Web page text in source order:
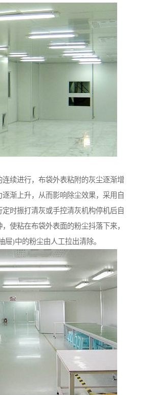
连续进行，布袋外表粘附的灰尘逐渐增
渐上升，从而影响除尘效果，采用自
时振打清灰或手控清灰机构停机后自
使粘在布袋外表面的粉尘抖落下来，
屉)中的粉尘由人工拉出清除。